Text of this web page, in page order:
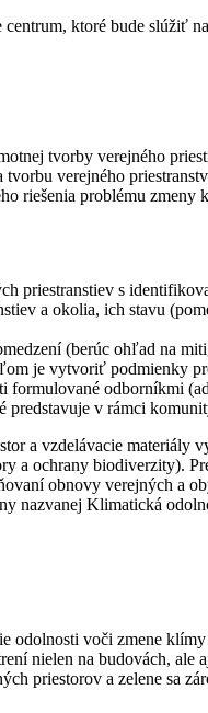
ktoré bude slúžiť
tvorby verejného
verejného
riešenia problému zmeny
priestranstiev s
a okolia, ich stavu
(berúc ohľad na
je vytvoriť podmienky
formulované odborníkmi
predstavuje v rámci
a vzdelávacie
a ochrany biodiverzity).
obnovy verejných a
nazvanej Klimatická
odolnosti voči zmene
nielen na budovách,
priestorov a zelene sa